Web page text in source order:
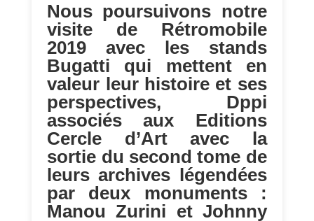
Nous poursuivons notre
visite de Rétromobile
2019 avec les stands
Bugatti qui mettent en
valeur leur histoire et ses
perspectives, Dppi
associés aux Editions
Cercle d’Art avec la
sortie du second tome de
leurs archives légendées
par deux monuments :
Manou Zurini et Johnny